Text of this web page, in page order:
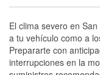
El clima severo en
a tu vehículo como a
Prepararte con
interrupciones en la